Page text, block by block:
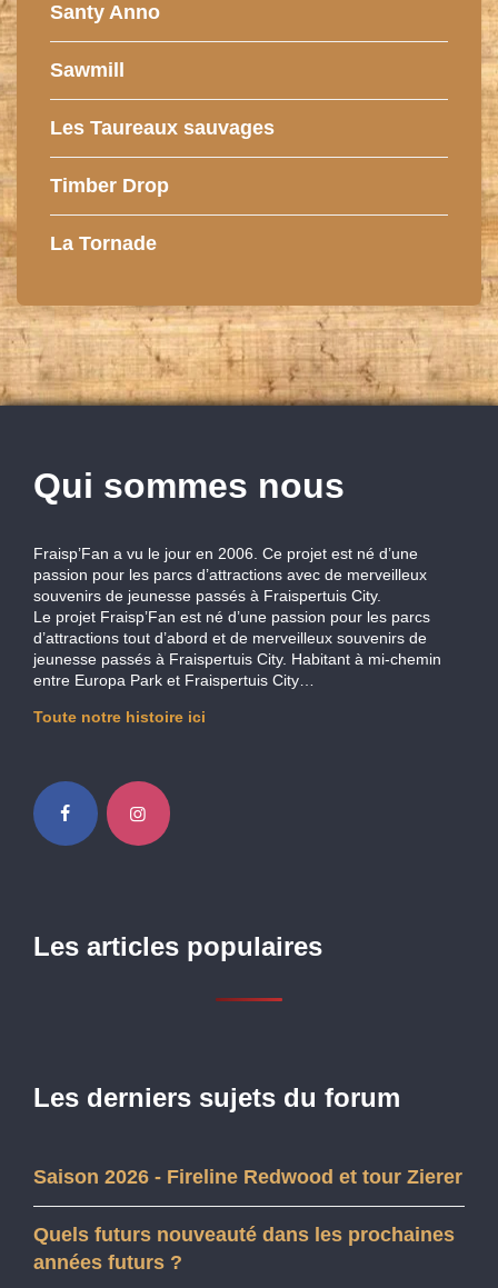
Santy Anno
Sawmill
Les Taureaux sauvages
Timber Drop
La Tornade
Qui sommes nous
Fraisp’Fan a vu le jour en 2006. Ce projet est né d’une
passion pour les parcs d’attractions avec de merveilleux
souvenirs de jeunesse passés à Fraispertuis City.
Le projet Fraisp’Fan est né d’une passion pour les parcs
d’attractions tout d’abord et de merveilleux souvenirs de
jeunesse passés à Fraispertuis City. Habitant à mi-chemin
entre Europa Park et Fraispertuis City…
Toute notre histoire ici
Les articles populaires
Les derniers sujets du forum
Saison 2026 - Fireline Redwood et tour Zierer
Quels futurs nouveauté dans les prochaines
années futurs ?